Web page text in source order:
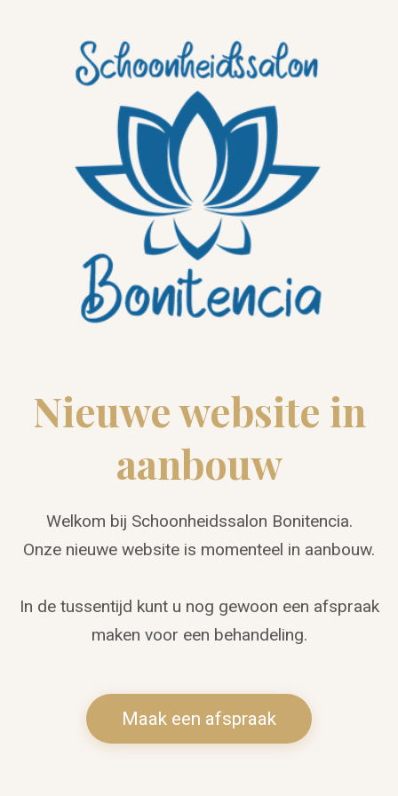
Nieuwe website in
aanbouw
Welkom bij Schoonheidssalon Bonitencia.
Onze nieuwe website is momenteel in aanbouw.
In de tussentijd kunt u nog gewoon een afspraak
maken voor een behandeling.
Maak een afspraak